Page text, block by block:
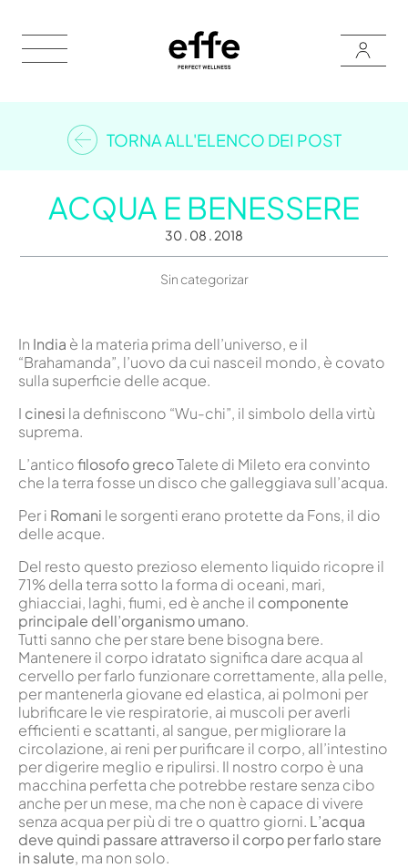
TORNA ALL'ELENCO DEI POST
ACQUA E BENESSERE
30 . 08 . 2018
Sin categorizar
In India è la materia prima dell’universo, e il
“Brahamanda”, l’uovo da cui nasceil mondo, è covato
sulla superficie delle acque.
I cinesi la definiscono “Wu-chi”, il simbolo della virtù
suprema.
L’anticofilosofo grecoTalete di Mileto era convinto
che la terra fosse un disco che galleggiava sull’acqua.
Per i Romani le sorgenti erano protette da Fons, il dio
delle acque.
Del resto questo prezioso elemento liquido ricopre il
71% della terra sotto la forma di oceani, mari,
ghiacciai, laghi, fiumi, ed è anche il componente
principale dell’organismo umano.
Tutti sanno che per stare bene bisogna bere.
Mantenere il corpo idratato significa dare acqua al
cervello per farlo funzionare correttamente, alla pelle,
per mantenerla giovane ed elastica, ai polmoni per
lubrificare le vie respiratorie, ai muscoli per averli
efficienti e scattanti, al sangue, per migliorare la
circolazione, ai reni per purificare il corpo, all’intestino
per digerire meglio e ripulirsi. Il nostro corpo è una
macchina perfetta che potrebbe restare senza cibo
anche per un mese, ma che non è capace di vivere
senza acqua per più di tre o quattro giorni. L’acqua
deve quindi passare attraverso il corpo per farlo stare
in salute, ma non solo.